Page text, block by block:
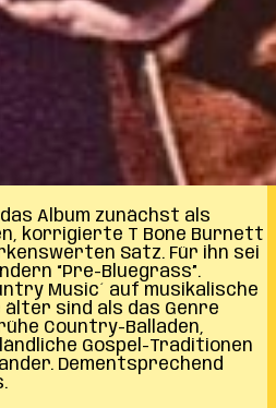
Album zunächst als
korrigierte T Bone Burnett
Satz. Für ihn sei
“Pre-Bluegrass”.
Music´ auf musikalische
sind als das Genre
Country-Balladen,
Gospel-Traditionen
Dementsprechend